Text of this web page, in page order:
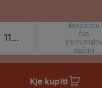
110 W
Brezžični
čas
(minimalni
način)
Kje kupiti